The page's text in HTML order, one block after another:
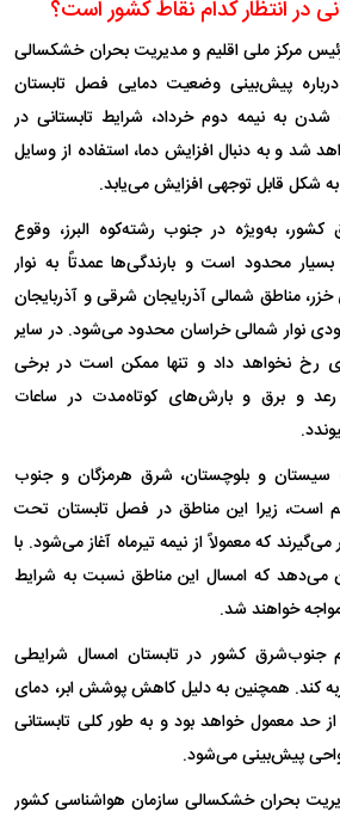
در انتظار کدام نقاط کشور است؟
مرکز ملی اقلیم و مدیریت بحران خشکسالی
پیش‌بینی وضعیت دمایی فصل تابستان
به نیمه دوم خرداد، شرایط تابستانی در
و به دنبال افزایش دما، استفاده از وسایل
شکل قابل توجهی افزایش می‌یابد.
به‌ویژه در جنوب رشته‌کوه البرز، وقوع
محدود است و بارندگی‌ها عمدتاً به نوار
مناطق شمالی آذربایجان شرقی و آذربایجان
نوار شمالی خراسان محدود می‌شود. در سایر
رخ نخواهد داد و تنها ممکن است در برخی
رعد و برق و بارش‌های کوتاه‌مدت در ساعات
سیستان و بلوچستان، شرق هرمزگان و جنوب
است، زیرا این مناطق در فصل تابستان تحت
که معمولاً از نیمه تیرماه آغاز می‌شود. با
می‌دهد که امسال این مناطق نسبت به شرایط
خواهند شد.
جنوب‌شرق کشور در تابستان امسال شرایطی
کند. همچنین به دلیل کاهش پوشش ابر، دمای
از حد معمول خواهد بود و به طور کلی تابستانی
پیش‌بینی می‌شود.
بحران خشکسالی سازمان هواشناسی کشور